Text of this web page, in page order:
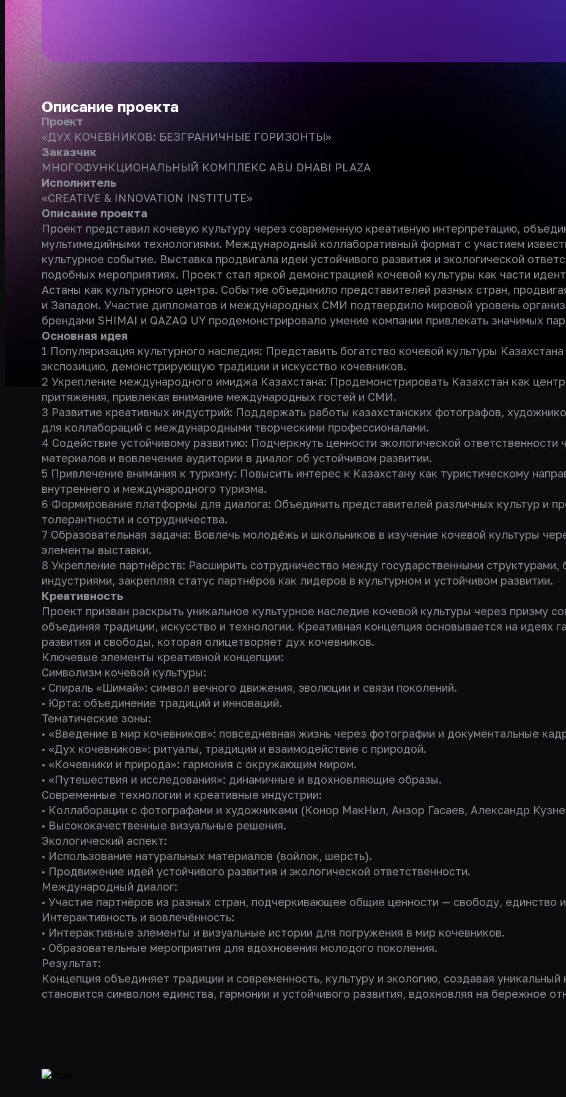
Описание проекта
Проект
«ДУХ КОЧЕВНИКОВ: БЕЗГРАНИЧНЫЕ ГОРИЗОНТЫ»
Заказчик
МНОГОФУНКЦИОНАЛЬНЫЙ КОМПЛЕКС ABU DHABI PLAZA
Исполнитель
«CREATIVE & INNOVATION INSTITUTE»
Описание проекта
Проект представил кочевую культуру через современную креативную интерпретацию,
мультимедийными технологиями. Международный коллаборативный формат с участием
культурное событие. Выставка продвигала идеи устойчивого развития и экологической
подобных мероприятиях. Проект стал яркой демонстрацией кочевой культуры как части
Астаны как культурного центра. Событие объединило представителей разных стран,
и Западом. Участие дипломатов и международных СМИ подтвердило мировой уровень
брендами SHIMAI и QAZAQ UY продемонстрировало умение компании привлекать значимых
Основная идея
1 Популяризация культурного наследия: Представить богатство кочевой культуры
экспозицию, демонстрирующую традиции и искусство кочевников.
2 Укрепление международного имиджа Казахстана: Продемонстрировать Казахстан как центр
притяжения, привлекая внимание международных гостей и СМИ.
3 Развитие креативных индустрий: Поддержать работы казахстанских фотографов,
для коллабораций с международными творческими профессионалами.
4 Содействие устойчивому развитию: Подчеркнуть ценности экологической ответственности
материалов и вовлечение аудитории в диалог об устойчивом развитии.
5 Привлечение внимания к туризму: Повысить интерес к Казахстану как туристическому
внутреннего и международного туризма.
6 Формирование платформы для диалога: Объединить представителей различных культур и
толерантности и сотрудничества.
7 Образовательная задача: Вовлечь молодёжь и школьников в изучение кочевой культуры
элементы выставки.
8 Укрепление партнёрств: Расширить сотрудничество между государственными структурами,
индустриями, закрепляя статус партнёров как лидеров в культурном и устойчивом развитии.
Креативность
Проект призван раскрыть уникальное культурное наследие кочевой культуры через призму
объединяя традиции, искусство и технологии. Креативная концепция основывается на идеях
развития и свободы, которая олицетворяет дух кочевников.
Ключевые элементы креативной концепции:
Символизм кочевой культуры:
• Спираль «Шимай»: символ вечного движения, эволюции и связи поколений.
• Юрта: объединение традиций и инноваций.
Тематические зоны:
• «Введение в мир кочевников»: повседневная жизнь через фотографии и документальные
• «Дух кочевников»: ритуалы, традиции и взаимодействие с природой.
• «Кочевники и природа»: гармония с окружающим миром.
• «Путешествия и исследования»: динамичные и вдохновляющие образы.
Современные технологии и креативные индустрии:
• Коллаборации с фотографами и художниками (Конор МакНил, Анзор Гасаев, Александр
• Высококачественные визуальные решения.
Экологический аспект:
• Использование натуральных материалов (войлок, шерсть).
• Продвижение идей устойчивого развития и экологической ответственности.
Международный диалог:
• Участие партнёров из разных стран, подчеркивающее общие ценности — свободу, единство
Интерактивность и вовлечённость:
• Интерактивные элементы и визуальные истории для погружения в мир кочевников.
• Образовательные мероприятия для вдохновения молодого поколения.
Результат:
Концепция объединяет традиции и современность, культуру и экологию, создавая
становится символом единства, гармонии и устойчивого развития, вдохновляя на бережное